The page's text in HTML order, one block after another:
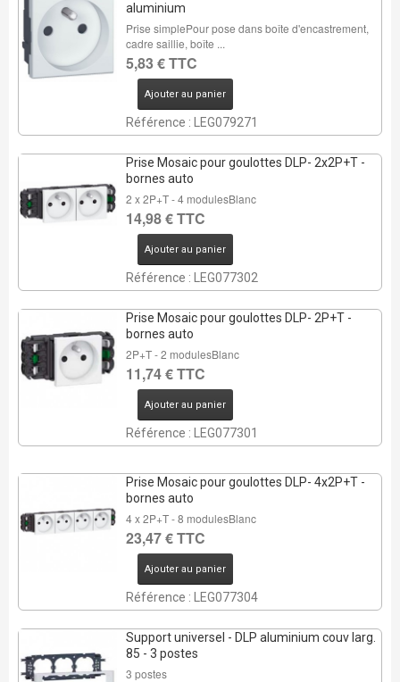
aluminium
Prise simplePour pose dans boîte d'encastrement,
cadre saillie, boîte ...
5,83 € TTC
Ajouter au panier
Référence : LEG079271
Prise Mosaic pour goulottes DLP- 2x2P+T -
bornes auto
2 x 2P+T - 4 modulesBlanc
14,98 € TTC
Ajouter au panier
Référence : LEG077302
Prise Mosaic pour goulottes DLP- 2P+T -
bornes auto
2P+T - 2 modulesBlanc
11,74 € TTC
Ajouter au panier
Référence : LEG077301
Prise Mosaic pour goulottes DLP- 4x2P+T -
bornes auto
4 x 2P+T - 8 modulesBlanc
23,47 € TTC
Ajouter au panier
Référence : LEG077304
Support universel - DLP aluminium couv larg.
85 - 3 postes
3 postes